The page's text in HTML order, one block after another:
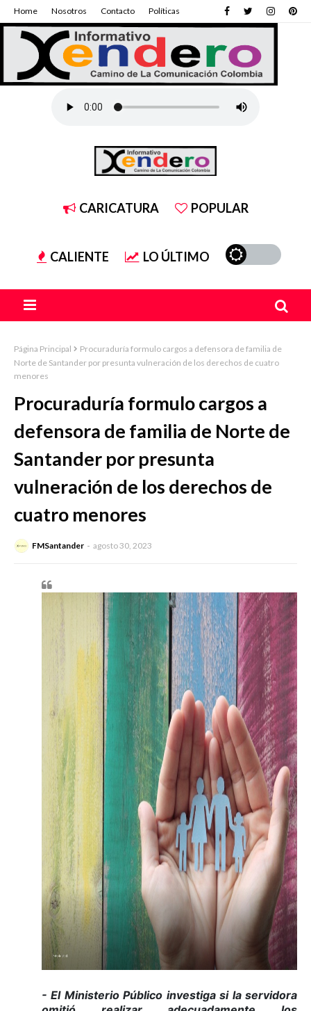
Home Nosotros Contacto Políticas
CARICATURA POPULAR
CALIENTE LO ÚLTIMO
Página Principal
Procuraduría formulo cargos a defensora de familia de
Norte de Santander por presunta vulneración de los derechos de cuatro
menores
Procuraduría formulo cargos a
defensora de familia de Norte de
Santander por presunta
vulneración de los derechos de
cuatro menores
FMSantander agosto 30, 2023
- El Ministerio Público investiga si la servidora